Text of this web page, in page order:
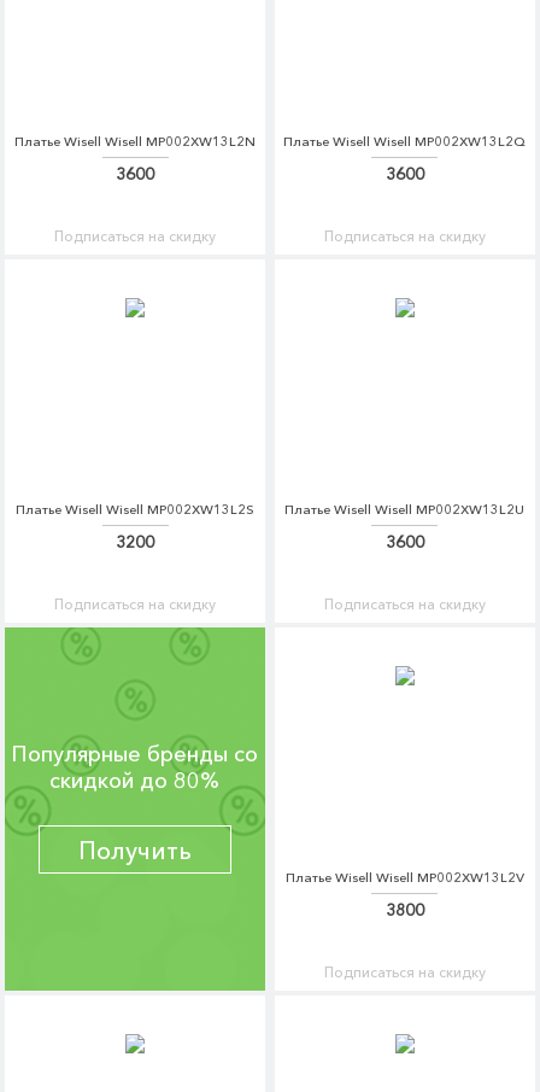
Платье Wisell Wisell MP002XW13L2N
3600
Подписаться на скидку
Платье Wisell Wisell MP002XW13L2Q
3600
Подписаться на скидку
Платье Wisell Wisell MP002XW13L2S
3200
Подписаться на скидку
Платье Wisell Wisell MP002XW13L2U
3600
Подписаться на скидку
Популярные бренды со
скидкой до 80%
Получить
Платье Wisell Wisell MP002XW13L2V
3800
Подписаться на скидку